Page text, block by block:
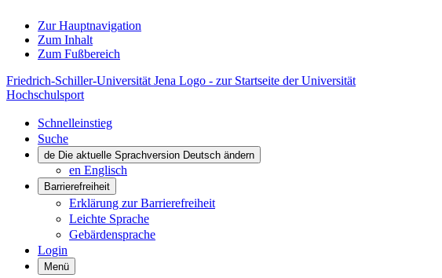
Zur Hauptnavigation
Zum Inhalt
Zum Fußbereich
Friedrich-Schiller-Universität Jena Logo - zur Startseite der Universität
Hochschulsport
Schnelleinstieg
Suche
de Die aktuelle Sprachversion Deutsch ändern
en Englisch
Barrierefreiheit
Erklärung zur Barrierefreiheit
Leichte Sprache
Gebärdensprache
Login
Menü